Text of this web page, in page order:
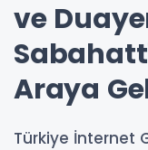
ve
Araya
Türkiye İnternet